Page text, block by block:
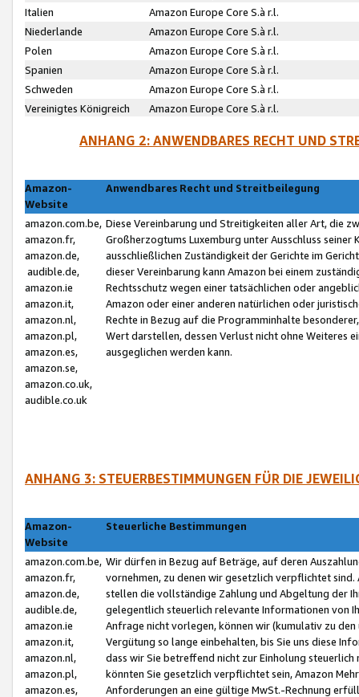
Italien
Amazon Europe Core S.à r.l.
Niederlande
Amazon Europe Core S.à r.l.
Polen
Amazon Europe Core S.à r.l.
Spanien
Amazon Europe Core S.à r.l.
Schweden
Amazon Europe Core S.à r.l.
Vereinigtes Königreich
Amazon Europe Core S.à r.l.
ANHANG 2: ANWENDBARES RECHT UND
Amazon-
Website
Anwendbares Recht und Streitbeilegung
amazon.com.be,
amazon.fr,
amazon.de,
audible.de,
amazon.ie
amazon.it,
amazon.nl,
amazon.pl,
amazon.es,
amazon.se,
amazon.co.uk,
audible.co.uk
Diese Vereinbarung und Streitigkeiten aller Art, die
Großherzogtums Luxemburg unter Ausschluss
ausschließlichen Zuständigkeit der Gerichte im
dieser Vereinbarung kann Amazon bei einem
Rechtsschutz wegen einer tatsächlichen oder
Amazon oder einer anderen natürlichen oder
Rechte in Bezug auf die Programminhalte
Wert darstellen, dessen Verlust nicht ohne Weiteres
ausgeglichen werden kann.
ANHANG 3: STEUERBESTIMMUNGEN FÜR DIE
Amazon-
Website
Steuerliche Bestimmungen
amazon.com.be,
amazon.fr,
amazon.de,
audible.de,
amazon.ie
amazon.it,
amazon.nl,
amazon.pl,
amazon.es,
Wir dürfen in Bezug auf Beträge, auf deren
vornehmen, zu denen wir gesetzlich verpflichtet
stellen die vollständige Zahlung und Abgeltung der
gelegentlich steuerlich relevante Informationen von
Anfrage nicht vorlegen, können wir (kumulativ zu
Vergütung so lange einbehalten, bis Sie uns diese
dass wir Sie betreffend nicht zur Einholung
könnten Sie gesetzlich verpflichtet sein, Amazon
Anforderungen an eine gültige MwSt.-Rechnung